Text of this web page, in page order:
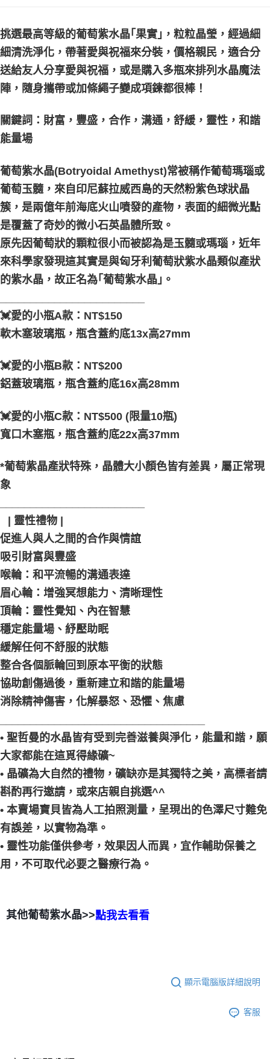
每筆NT$80，滿NT$3,000(含以上)免運費
付款後門市自取
免運費
挑選最高等級的葡萄紫水晶｢果實｣，粒粒晶瑩，經過細
細清洗淨化，帶著愛與祝福來分裝，價格親民，適合分
送給友人分享愛與祝福，或是購入多瓶來排列水晶魔法
陣，隨身攜帶或加條繩子變成項鍊都很棒！
關鍵詞：財富，豐盛，合作，溝通，舒緩，靈性，和諧
能量場
葡萄紫水晶(Botryoidal Amethyst)常被稱作葡萄瑪瑙或
葡萄玉髓，來自印尼蘇拉威西島的天然粉紫色球狀晶
簇，是兩億年前海底火山噴發的產物，表面的細微光點
是覆蓋了奇妙的微小石英晶體所致。
原先因葡萄狀的顆粒很小而被認為是玉髓或瑪瑙，近年
來科學家發現這其實是與匈牙利葡萄狀紫水晶類似產狀
的紫水晶，故正名為｢葡萄紫水晶｣。
💓愛的小瓶A款：NT$150
軟木塞玻璃瓶，瓶含蓋約底13x高27mm
💓愛的小瓶B款：NT$200
鋁蓋玻璃瓶，瓶含蓋約底16x高28mm
💓愛的小瓶C款：NT$500 (限量10瓶)
寬口木塞瓶，瓶含蓋約底22x高37mm
*葡萄紫晶產狀特殊，晶體大小顏色皆有差異，屬正常現
象
⠀| 靈性禮物 |
促進人與人之間的合作與情誼
吸引財富與豐盛
喉輪：和平流暢的溝通表達
眉心輪：增強冥想能力、清晰理性
頂輪：靈性覺知、內在智慧
穩定能量場、紓壓助眠
緩解任何不舒服的狀態
整合各個脈輪回到原本平衡的狀態
協助創傷過後，重新建立和諧的能量場
消除精神傷害，化解暴怒、恐懼、焦慮
• 聖哲曼的水晶皆有受到完善滋養與淨化，能量和諧，願
大家都能在這覓得緣礦~
• 晶礦為大自然的禮物，礦缺亦是其獨特之美，高標者請
斟酌再行邀請，或來店親自挑選^^
• 本賣場寶貝皆為人工拍照測量，呈現出的色澤尺寸難免
有誤差，以實物為準。
• 靈性功能僅供參考，效果因人而異，宜作輔助保養之
用，不可取代必要之醫療行為。
其他葡萄紫水晶>>點我去看看
顯示電腦版詳細說明
客服